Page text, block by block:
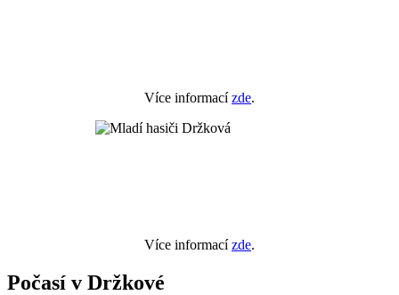
Více informacízde.
Více informacízde.
Počasí v Držkové